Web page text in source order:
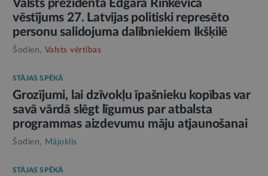
Valsts prezidenta Edgara Rinkēviča
vēstījums 27. Latvijas politiski represēto
personu salidojuma dalībniekiem Ikšķilē
Šodien, Valsts vērtības
STĀJAS SPĒKĀ
Grozījumi, lai dzīvokļu īpašnieku kopības var
savā vārdā slēgt līgumus par atbalsta
programmas aizdevumu māju atjaunošanai
Šodien, Mājoklis
STĀJAS SPĒKĀ